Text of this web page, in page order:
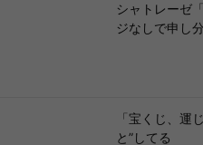
シャトレーゼ
ジなしで申し
「宝くじ、運
と”してる